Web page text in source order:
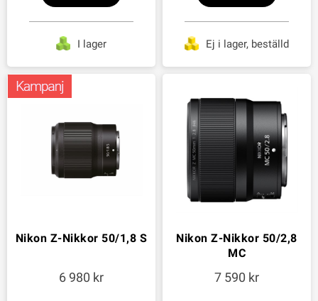
I lager Ej i lager, beställd
Nikon Z-Nikkor 50/1,8 S
6 980
Nikon Z-Nikkor 50/2,8
MC
7 590